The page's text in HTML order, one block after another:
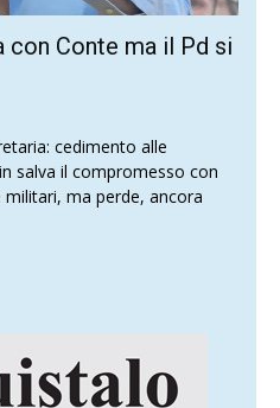
con Conte ma il Pd si
cedimento alle
salva il compromesso con
militari, ma perde, ancora